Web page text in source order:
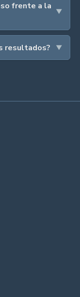
frente a la
resultados?